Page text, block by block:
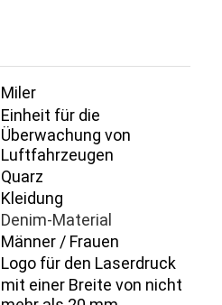
Miler
Einheit für die
Überwachung von
Luftfahrzeugen
Quarz
Kleidung
Denim-Material
Männer / Frauen
Logo für den Laserdruck
mit einer Breite von nicht